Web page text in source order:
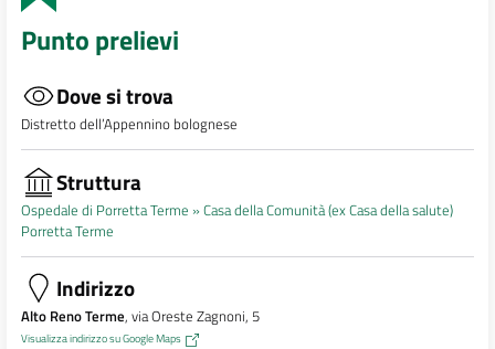
Punto prelievi
Dove si trova
Distretto dell’Appennino bolognese
Struttura
Ospedale di Porretta Terme »Casa della Comunità (ex Casa della salute)
Porretta Terme
Indirizzo
Alto Reno Terme, via Oreste Zagnoni, 5
Visualizza indirizzo su Google Maps